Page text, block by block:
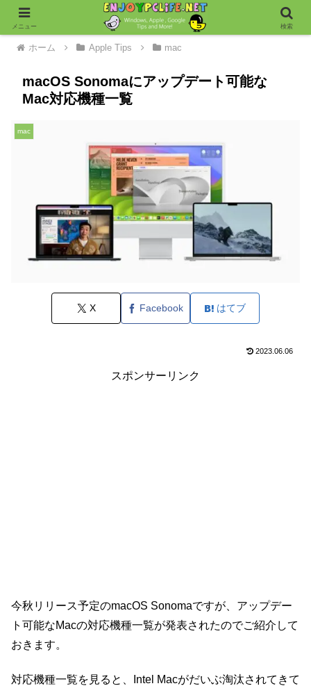
ホーム Apple Tips mac
macOS Sonomaにアップデート可能な
Mac対応機種一覧
mac
X Facebook はてブ
2023.06.06
スポンサーリンク
今秋リリース予定のmacOS Sonomaですが、アップデー
ト可能なMacの対応機種一覧が発表されたのでご紹介して
おきます。
対応機種一覧を見ると、Intel Macがだいぶ淘汰されてきて
メニュー 検索